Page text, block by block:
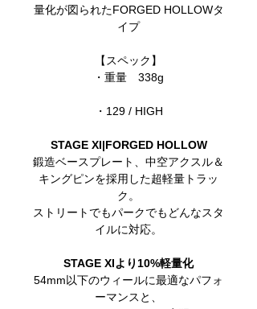
量化が図られたFORGED HOLLOWタ
イプ
【スペック】
・重量 338g
・129 / HIGH
STAGE XI|FORGED HOLLOW
鍛造ベースプレート、中空アクスル＆
キングピンを採用した超軽量トラッ
ク。
ストリートでもパークでもどんなスタ
イルに対応。
STAGE XIより10%軽量化
54mm以下のウィールに最適なパフォ
ーマンスと、